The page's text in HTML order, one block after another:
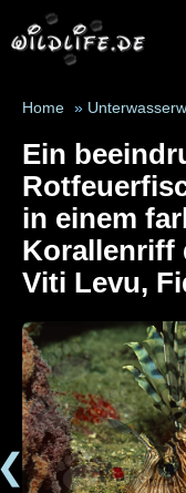
Home »
Ein
in einem
Korallenriff
Viti Levu,